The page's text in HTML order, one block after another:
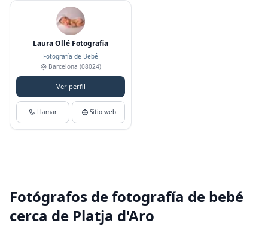
Laura Ollé Fotografia
Fotografía de Bebé
Barcelona (08024)
Ver perfil
Llamar Sitio web
Fotógrafos de fotografía de bebé
cerca de Platja d'Aro